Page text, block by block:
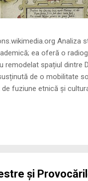
structurilor
ea oferă o
spațiul dintre
de o mobilitate
fuziune etnică și
și